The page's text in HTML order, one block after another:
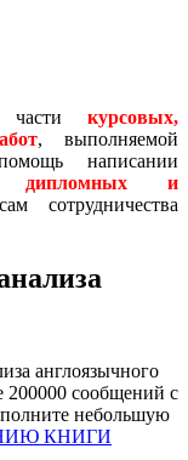
части курсовых,
, выполняемой
написании
дипломных и
сотрудничества
англоязычного
сообщений с
небольшую
КНИГИ